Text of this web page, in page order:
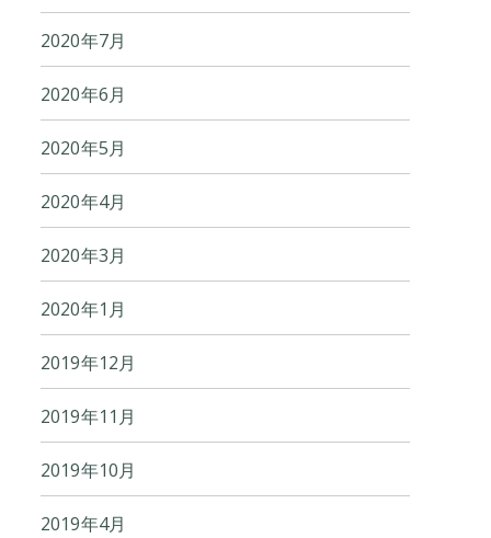
2020年7月
2020年6月
2020年5月
2020年4月
2020年3月
2020年1月
2019年12月
2019年11月
2019年10月
2019年4月